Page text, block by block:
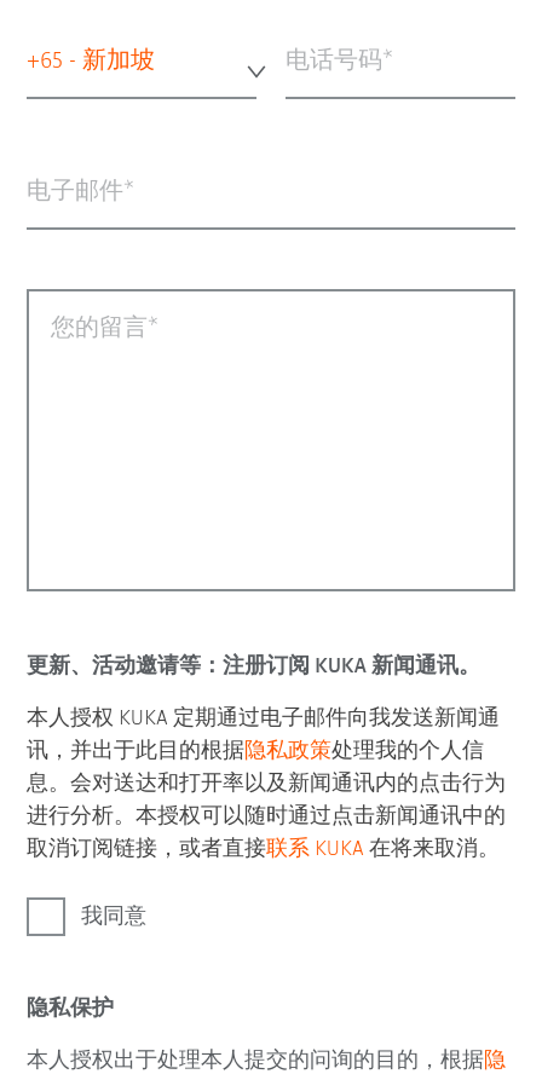
+65 - 新加坡 电话号码
电子邮件
您的留言
更新、活动邀请等：注册订阅 KUKA 新闻通讯。
本人授权 KUKA 定期通过电子邮件向我发送新闻通
讯，并出于此目的根据隐私政策处理我的个人信
息。会对送达和打开率以及新闻通讯内的点击行为
进行分析。本授权可以随时通过点击新闻通讯中的
取消订阅链接，或者直接联系 KUKA 在将来取消。
我同意
隐私保护
本人授权出于处理本人提交的问询的目的，根据隐